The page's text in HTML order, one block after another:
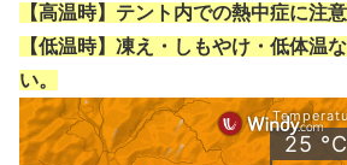
【高温時】テント内での熱中症に注
【低温時】凍え・しもやけ・低体温
い。